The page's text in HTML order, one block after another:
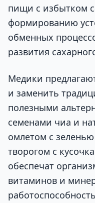
пищи с избытком
формированию
обменных
развития
Медики
и заменить
полезными
семенами чиа и
омлетом с
творогом с
обеспечат
витаминов и